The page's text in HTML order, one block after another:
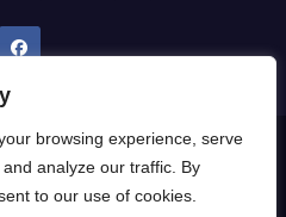
browsing experience, serve
analyze our traffic. By
to our use of cookies.
με την Υποστήριξη του WordPress
απόThemeansar.